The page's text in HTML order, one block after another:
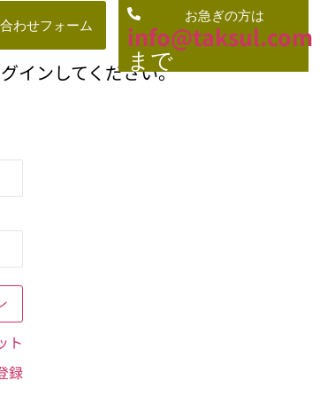
わせフォーム お急ぎの方は
info@taksul.com
まで
インしてください。
ト
録